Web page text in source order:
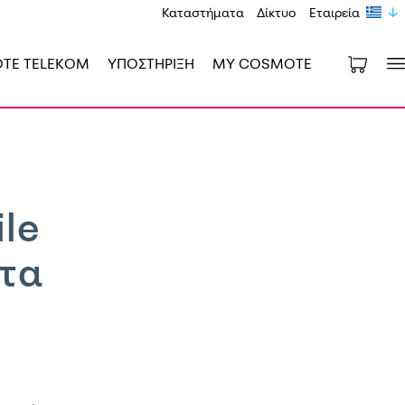
Καταστήματα Δίκτυο Εταιρεία
TELEKOM ΥΠΟΣΤΗΡΙΞΗ MY COSMOTE